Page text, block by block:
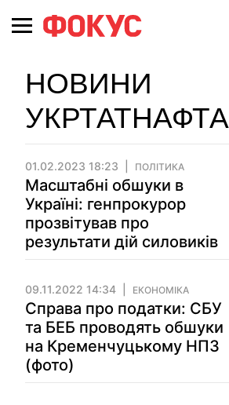
НОВИНИ
УКРТАТНАФТА
01.02.2023 18:23 ПОЛІТИКА
Масштабні обшуки в
Україні: генпрокурор
прозвітував про
результати дій силовиків
09.11.2022 14:34 ЕКОНОМІКА
Справа про податки: СБУ
та БЕБ проводять обшуки
на Кременчуцькому НПЗ
(фото)